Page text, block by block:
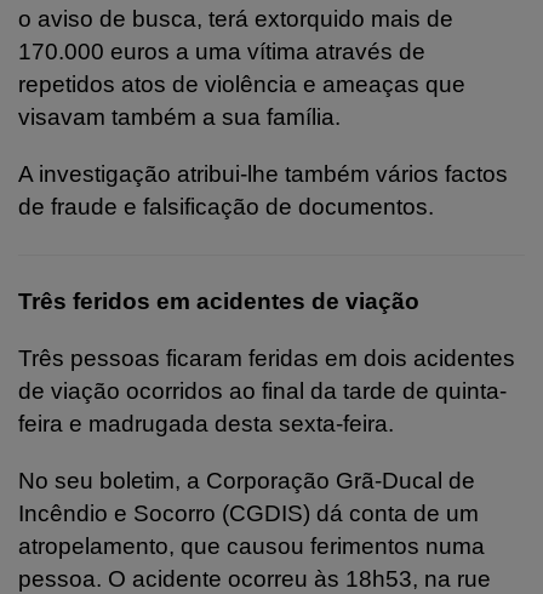
o aviso de busca, terá extorquido mais de
170.000 euros a uma vítima através de
repetidos atos de violência e ameaças que
visavam também a sua família.
A investigação atribui-lhe também vários factos
de fraude e falsificação de documentos.
Três feridos em acidentes de viação
Três pessoas ficaram feridas em dois acidentes
de viação ocorridos ao final da tarde de quinta-
feira e madrugada desta sexta-feira.
No seu boletim, a Corporação Grã-Ducal de
Incêndio e Socorro (CGDIS) dá conta de um
atropelamento, que causou ferimentos numa
pessoa. O acidente ocorreu às 18h53, na rue